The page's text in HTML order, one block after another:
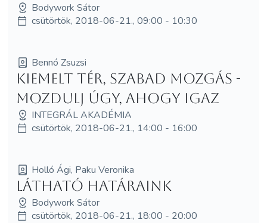
Bodywork Sátor
csütörtök, 2018-06-21., 09:00 - 10:30
Bennó Zsuzsi
Kiemelt tér, szabad mozgás -
mozdulj úgy, ahogy igaz
INTEGRÁL AKADÉMIA
csütörtök, 2018-06-21., 14:00 - 16:00
Holló Ági, Paku Veronika
Látható határaink
Bodywork Sátor
csütörtök, 2018-06-21., 18:00 - 20:00